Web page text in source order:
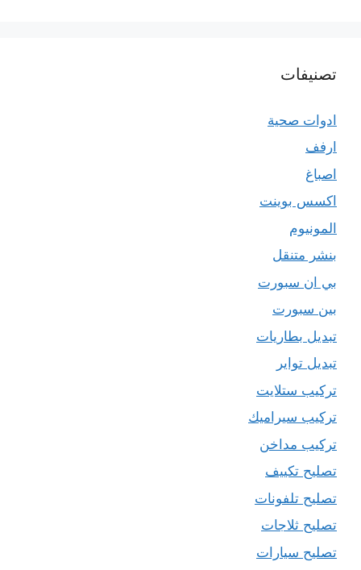
تصنيفات
ادوات صحية
ارفف
اصباغ
اكسس بوينت
المونيوم
بنشر متنقل
بي ان سبورت
بين سبورت
تبديل بطاريات
تبديل تواير
تركيب ستلايت
تركيب سيراميك
تركيب مداخن
تصليح تكييف
تصليح تلفونات
تصليح ثلاجات
تصليح سيارات